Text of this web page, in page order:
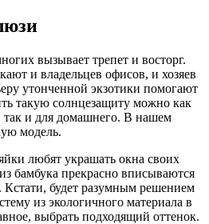
вызывает трепет и восторг.
и владельцев офисов, и хозяев
утонченной экзотики помогают
такую солнцезащиту можно как
и для домашнего. В нашем
модель.
любят украшать окна своих
бамбука прекрасно вписываются
будет разумным решением
из экологичного материала в
выбрать подходящий оттенок.